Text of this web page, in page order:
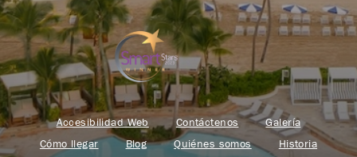
Accesibilidad Web Contáctenos
Galería
Cómo llegar
Blog Quiénes somos
Historia